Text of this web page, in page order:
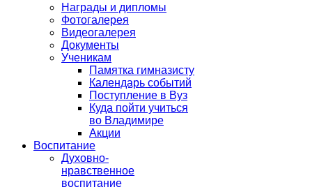
Награды и дипломы
Фотогалерея
Видеогалерея
Документы
Ученикам
Памятка гимназисту
Календарь событий
Поступление в Вуз
Куда пойти учиться
во Владимире
Акции
Воспитание
Духовно-
нравственное
воспитание